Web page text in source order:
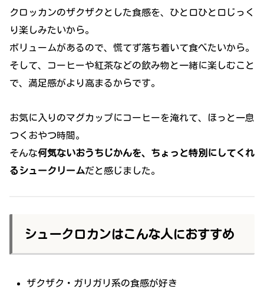
クロッカンのザクザクとした食感を、ひと口ひと口じっく
り楽しみたいから。
ボリュームがあるので、慌てず落ち着いて食べたいから。
そして、コーヒーや紅茶などの飲み物と一緒に楽しむこと
で、満足感がより高まるからです。
お気に入りのマグカップにコーヒーを淹れて、ほっと一息
つくおやつ時間。
そんな何気ないおうちじかんを、ちょっと特別にしてくれ
るシュークリームだと感じました。
シュークロカンはこんな人におすすめ
ザクザク・ガリガリ系の食感が好き